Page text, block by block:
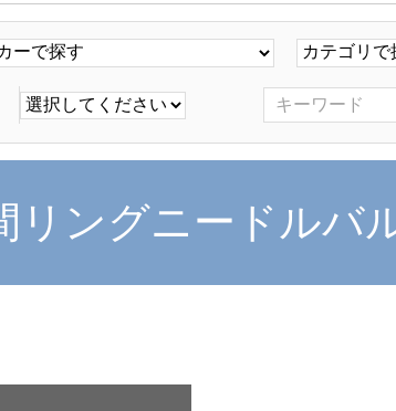
リングニードルバ